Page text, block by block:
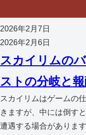
2026年2月7日
2026年2月6日
スカイリムの
ストの分岐と
スカイリムはゲームの
きますが、中には倒す
遭遇する場合がありま